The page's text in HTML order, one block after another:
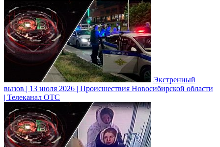
Экстренный
вызов | 13 июля 2026 | Происшествия Новосибирской области
| Телеканал ОТС